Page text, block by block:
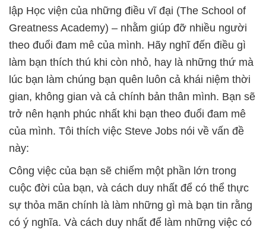
lập Học viện của những điều vĩ đại (The School of
Greatness Academy) – nhằm giúp đỡ nhiều người
theo đuổi đam mê của mình. Hãy nghĩ đến điều gì
làm bạn thích thú khi còn nhỏ, hay là những thứ mà
lúc bạn làm chúng bạn quên luôn cả khái niệm thời
gian, không gian và cả chính bản thân mình. Bạn sẽ
trở nên hạnh phúc nhất khi bạn theo đuổi đam mê
của mình. Tôi thích việc Steve Jobs nói về vấn đề
này:
Công việc của bạn sẽ chiếm một phần lớn trong
cuộc đời của bạn, và cách duy nhất để có thể thực
sự thỏa mãn chính là làm những gì mà bạn tin rằng
có ý nghĩa. Và cách duy nhất để làm những việc có